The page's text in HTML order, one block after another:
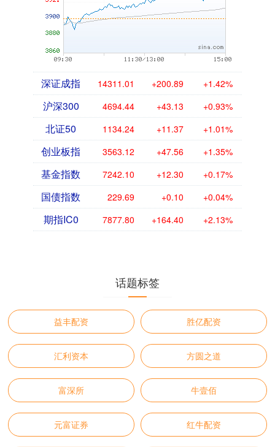
深证成指 14311.01 +200.89 +1.42%
沪深300 4694.44 +43.13 +0.93%
北证50 1134.24 +11.37 +1.01%
创业板指 3563.12 +47.56 +1.35%
基金指数 7242.10 +12.30 +0.17%
国债指数 229.69 +0.10 +0.04%
期指IC0 7877.80 +164.40 +2.13%
话题标签
益丰配资 胜亿配资
汇利资本 方圆之道
富深所 牛壹佰
元富证券 红牛配资